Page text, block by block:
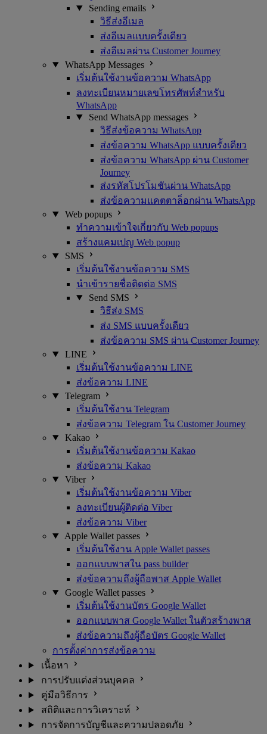
Sending emails
วิธีส่งอีเมล
ส่งอีเมลแบบครั้งเดียว
ส่งอีเมลผ่าน Customer Journey
WhatsApp Messages
เริ่มต้นใช้งานข้อความ WhatsApp
ลงทะเบียนหมายเลขโทรศัพท์สำหรับ
WhatsApp
Send WhatsApp messages
วิธีส่งข้อความ WhatsApp
ส่งข้อความ WhatsApp แบบครั้งเดียว
ส่งข้อความ WhatsApp ผ่าน Customer
Journey
ส่งรหัสโปรโมชันผ่าน WhatsApp
ส่งข้อความแคตตาล็อกผ่าน WhatsApp
Web popups
ทำความเข้าใจเกี่ยวกับ Web popups
สร้างแคมเปญ Web popup
SMS
เริ่มต้นใช้งานข้อความ SMS
นำเข้ารายชื่อติดต่อ SMS
Send SMS
วิธีส่ง SMS
ส่ง SMS แบบครั้งเดียว
ส่งข้อความ SMS ผ่าน Customer Journey
LINE
เริ่มต้นใช้งานข้อความ LINE
ส่งข้อความ LINE
Telegram
เริ่มต้นใช้งาน Telegram
ส่งข้อความ Telegram ใน Customer Journey
Kakao
เริ่มต้นใช้งานข้อความ Kakao
ส่งข้อความ Kakao
Viber
เริ่มต้นใช้งานข้อความ Viber
ลงทะเบียนผู้ติดต่อ Viber
ส่งข้อความ Viber
Apple Wallet passes
เริ่มต้นใช้งาน Apple Wallet passes
ออกแบบพาสใน pass builder
ส่งข้อความถึงผู้ถือพาส Apple Wallet
Google Wallet passes
เริ่มต้นใช้งานบัตร Google Wallet
ออกแบบพาส Google Wallet ในตัวสร้างพาส
ส่งข้อความถึงผู้ถือบัตร Google Wallet
การตั้งค่าการส่งข้อความ
เนื้อหา
การปรับแต่งส่วนบุคคล
คู่มือวิธีการ
สถิติและการวิเคราะห์
การจัดการบัญชีและความปลอดภัย